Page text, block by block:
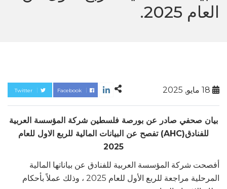
العام 2025.
Twitter Facebook
بيان صحفي صادر عن بورصة فلسطين شركة المؤسسة العربية
للفنادق(AHC) تفصح عن البيانات المالية للربع الاول للعام
2025
أفصحت شركة المؤسسة العربية للفنادق عن بياناتها المالية
المرحلية مراجعة للربع الأول للعام 2025 ، وذلك عملاً بأحكام